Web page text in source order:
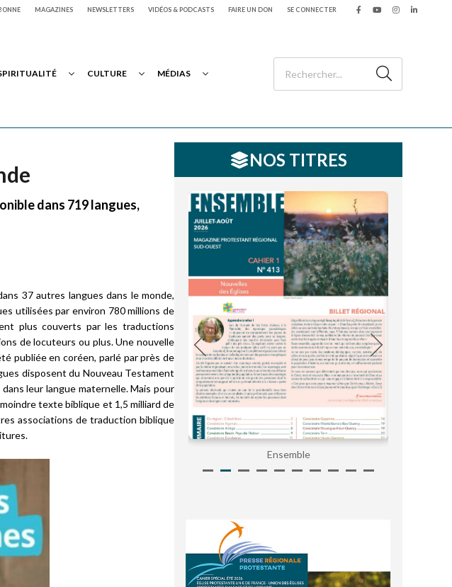
MAGAZINES NEWSLETTERS VIDÉOS & PODCASTS FAIRE UN DON SE CONNECTER
CULTURE MÉDIAS
dans 719 langues,
37 autres langues dans le monde,
utilisées par environ 780 millions de
plus couverts par les traductions
de locuteurs ou plus. Une nouvelle
publiée en coréen, parlé par près de
disposent du Nouveau Testament
leur langue maternelle. Mais pour
texte biblique et 1,5 milliard de
associations de traduction biblique
NOS TITRES
Ensemble